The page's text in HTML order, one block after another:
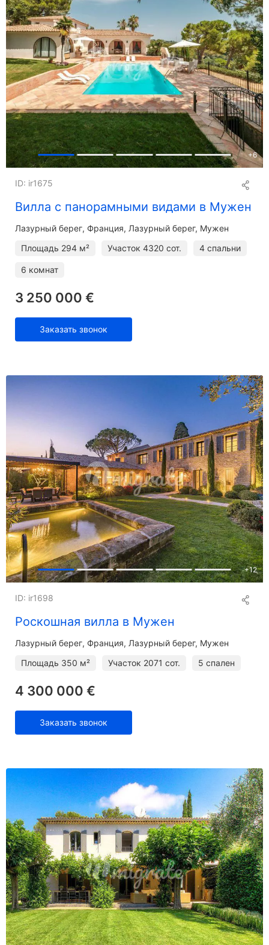
+6
Вилла с панорамными видами в Мужен
ID: ir1675
Лазурный берег Франция, Лазурный берег, Мужен
Площадь 294 м² Участок 4320 сот. 4 спальни
6 комнат
3 250 000 €
Заказать звонок
+12
Роскошная вилла в Мужен
ID: ir1698
Лазурный берег Франция, Лазурный берег, Мужен
Площадь 350 м² Участок 2071 сот. 5 спален
4 300 000 €
Заказать звонок